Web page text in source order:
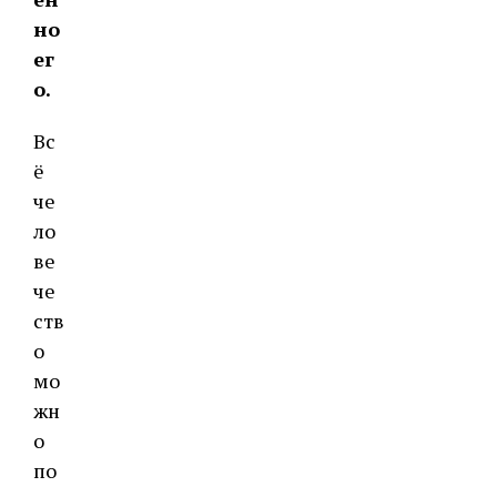
но
ег
о.
Вс
ё
че
ло
ве
че
ств
о
мо
жн
о
по